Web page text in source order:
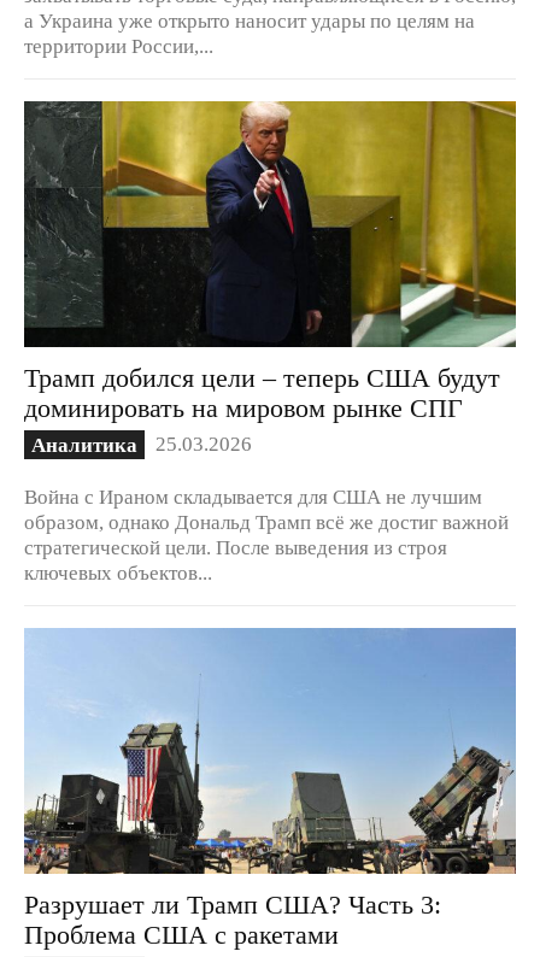
а Украина уже открыто наносит удары по целям на
территории России,...
Трамп добился цели – теперь США будут
доминировать на мировом рынке СПГ
Аналитика 25.03.2026
Война с Ираном складывается для США не лучшим
образом, однако Дональд Трамп всё же достиг важной
стратегической цели. После выведения из строя
ключевых объектов...
Разрушает ли Трамп США? Часть 3:
Проблема США с ракетами